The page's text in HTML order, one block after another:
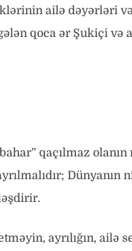
ailə dəyərləri
qoca ər Şukiçi və
qaçılmaz
Dünyanın
ayrılığın, ailə